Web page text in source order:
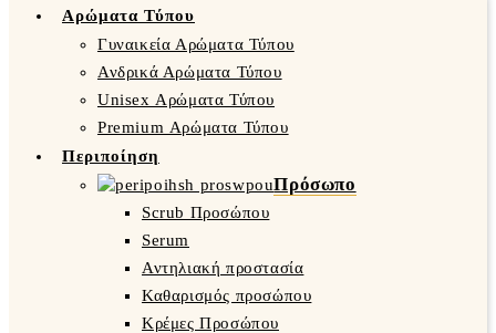
Αρώματα Τύπου
Γυναικεία Αρώματα Τύπου
Ανδρικά Αρώματα Τύπου
Unisex Αρώματα Τύπου
Premium Αρώματα Τύπου
Περιποίηση
Πρόσωπο
Scrub Προσώπου
Serum
Αντηλιακή προστασία
Καθαρισμός προσώπου
Κρέμες Προσώπου